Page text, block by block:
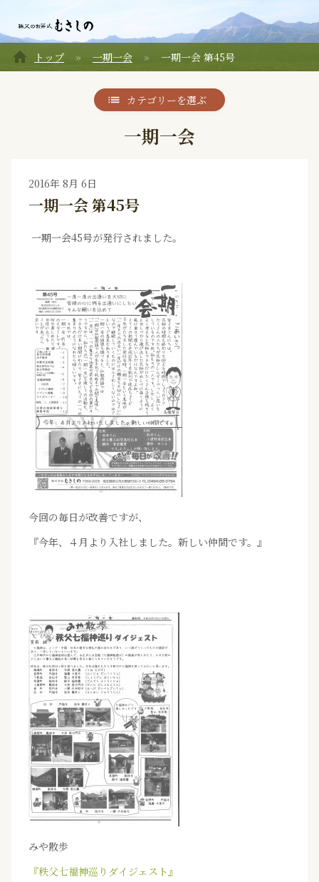
home トップ 一期一会 一期一会 第45号
カテゴリーを選ぶ
一期一会
2016年 8月 6日
一期一会 第45号
一期一会45号が発行されました。
今回の毎日が改善ですが、
『今年、４月より入社しました。新しい仲間です。』
みや散歩
『秩父七福神巡りダイジェスト』